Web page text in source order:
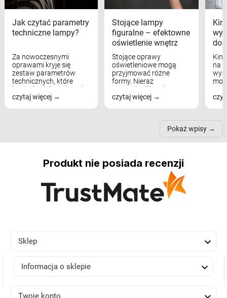
Jak czytać parametry
techniczne lampy?
Za nowoczesnymi
oprawami kryje się
zestaw parametrów
technicznych, które
bezpośrednio wpływają
na komfort widzenia,
czytaj więcej
Stojące lampy
figuralne – efektowne
oświetlenie wnętrz
Stojące oprawy
oświetleniowe mogą
przyjmować różne
formy. Nieraz
wspominaliśmy już
modele na łukowych
nich może przydać się w
czytaj więcej
na
Pokaż wpisy
Produkt nie posiada recenzji
Sklep 
Informacja o sklepie 
Twoje konto